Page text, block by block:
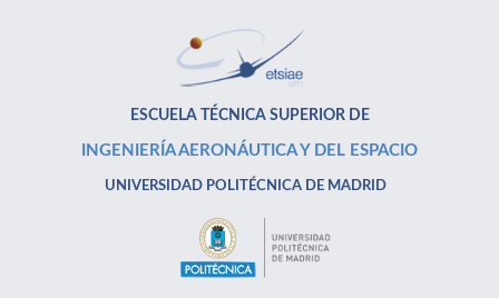
ESCUELA TÉCNICA SUPERIOR DE
INGENIERÍA AERONÁUTICA Y DEL ESPACIO
UNIVERSIDAD POLITÉCNICA DE MADRID